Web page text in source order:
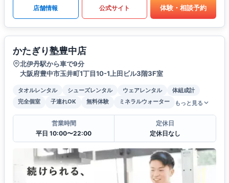
店舗情報 公式サイト 体験・相談予約
かたぎり塾豊中店
北伊丹駅から車で9分
大阪府豊中市玉井町1丁目10-1上田ビル3階3F室
タオルレンタル シューズレンタル ウェアレンタル
体組成計
完全個室
子連れOK 無料体験 ミネラルウォーター もっと見る
営業時間
平日 10:00〜22:00
定休日
定休日なし